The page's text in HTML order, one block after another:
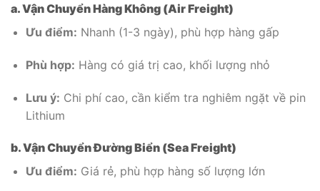
a. Vận Chuyển Hàng Không (Air Freight)
Ưu điểm: Nhanh (1-3 ngày), phù hợp hàng gấp
Phù hợp: Hàng có giá trị cao, khối lượng nhỏ
Lưu ý: Chi phí cao, cần kiểm tra nghiêm ngặt về pin
Lithium
b. Vận Chuyển Đường Biển (Sea Freight)
Ưu điểm: Giá rẻ, phù hợp hàng số lượng lớn